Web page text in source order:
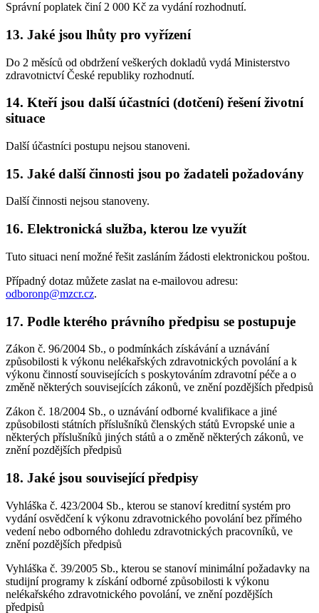
Správní poplatek činí 2 000 Kč za vydání rozhodnutí.
13. Jaké jsou lhůty pro vyřízení
Do 2 měsíců od obdržení veškerých dokladů vydá Ministerstvo
zdravotnictví České republiky rozhodnutí.
14. Kteří jsou další účastníci (dotčení) řešení životní
situace
Další účastníci postupu nejsou stanoveni.
15. Jaké další činnosti jsou po žadateli požadovány
Další činnosti nejsou stanoveny.
16. Elektronická služba, kterou lze využít
Tuto situaci není možné řešit zasláním žádosti elektronickou poštou.
Případný dotaz můžete zaslat na e-mailovou adresu:
odboronp@mzcr.cz.
17. Podle kterého právního předpisu se postupuje
Zákon č. 96/2004 Sb., o podmínkách získávání a uznávání
způsobilosti k výkonu nelékařských zdravotnických povolání a k
výkonu činností souvisejících s poskytováním zdravotní péče a o
změně některých souvisejících zákonů, ve znění pozdějších předpisů
Zákon č. 18/2004 Sb., o uznávání odborné kvalifikace a jiné
způsobilosti státních příslušníků členských států Evropské unie a
některých příslušníků jiných států a o změně některých zákonů, ve
znění pozdějších předpisů
18. Jaké jsou související předpisy
Vyhláška č. 423/2004 Sb., kterou se stanoví kreditní systém pro
vydání osvědčení k výkonu zdravotnického povolání bez přímého
vedení nebo odborného dohledu zdravotnických pracovníků, ve
znění pozdějších předpisů
Vyhláška č. 39/2005 Sb., kterou se stanoví minimální požadavky na
studijní programy k získání odborné způsobilosti k výkonu
nelékařského zdravotnického povolání, ve znění pozdějších
předpisů